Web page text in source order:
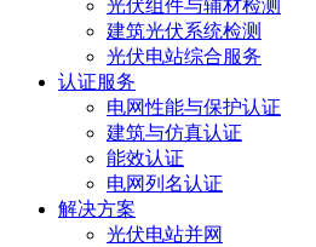
光伏组件与辅材检测
建筑光伏系统检测
光伏电站综合服务
认证服务
电网性能与保护认证
建筑与仿真认证
能效认证
电网列名认证
解决方案
光伏电站并网